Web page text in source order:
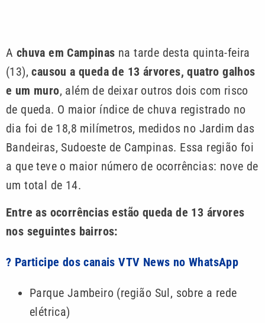
A chuva em Campinas na tarde desta quinta-feira
(13),causou a queda de 13 árvores, quatro galhos
e um muro, além de deixar outros dois com risco
de queda. O maior índice de chuva registrado no
dia foi de 18,8 milímetros, medidos no Jardim das
Bandeiras, Sudoeste de Campinas. Essa região foi
a que teve o maior número de ocorrências: nove de
um total de 14.
Entre as ocorrências estão queda de 13 árvores
nos seguintes bairros:
? Participe dos canais VTV News no WhatsApp
Parque Jambeiro (região Sul, sobre a rede
elétrica)